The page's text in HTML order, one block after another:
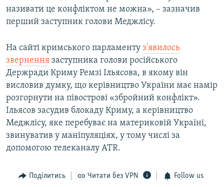
називати це конфліктом не можна», – зазначив
перший заступник голови Меджлісу.
На сайті кримського парламенту з'явилось
звернення заступника голови російського
Держради Криму Ремзі Ільясова, в якому він
висловив думку, що керівництво України має намір
розгорнути на півострові «збройний конфлікт».
Ільясов засудив блокаду Криму, а керівництво
Меджлісу, яке перебуває на материковій Україні,
звинуватив у маніпуляціях, у тому числі за
допомогою телеканалу ATR.
Поділитись Читати без VPN Follow us